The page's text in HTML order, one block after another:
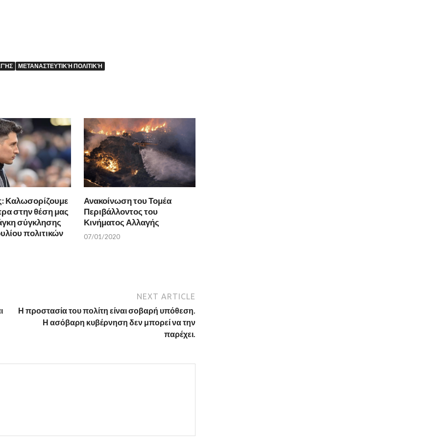
ΜΕΤΑΝΑΣΤΕΥΤΙΚΉ ΠΟΛΙΤΙΚΉ
Καλωσορίζουμε
στην θέση μας
σύγκλησης
πολιτικών
Ανακοίνωση του Τομέα
Περιβάλλοντος του
Κινήματος Αλλαγής
07/01/2020
NEXT ARTICLE
Η προστασία του πολίτη είναι σοβαρή υπόθεση.
Η ασόβαρη κυβέρνηση δεν μπορεί να την
παρέχει.